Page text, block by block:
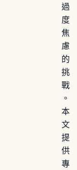
過
度
焦
慮
的
挑
戰
。
本
文
提
供
專